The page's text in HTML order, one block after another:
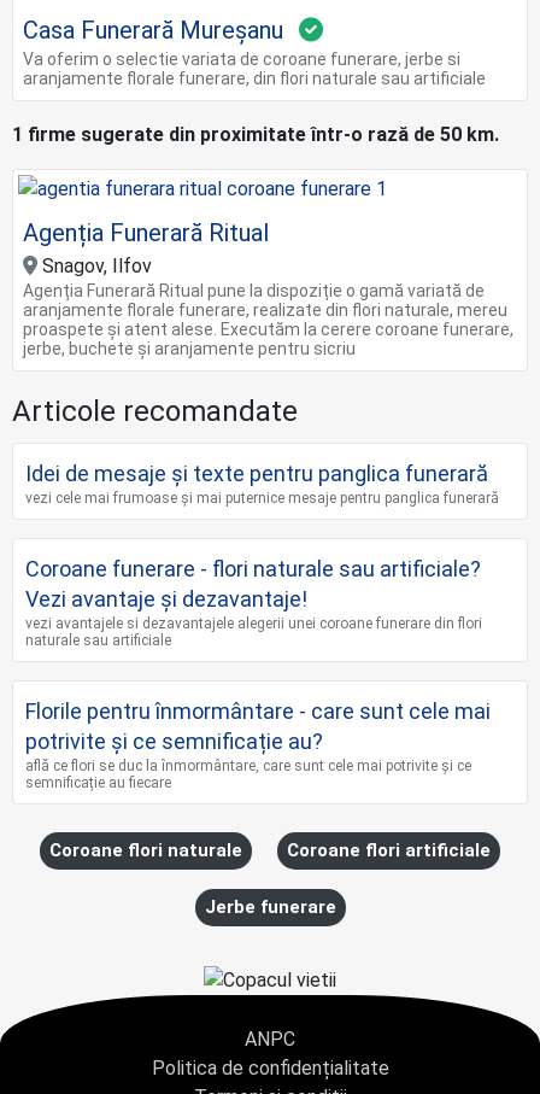
Casa Funerară Mureșanu
Va oferim o selectie variata de coroane funerare, jerbe si
aranjamente florale funerare, din flori naturale sau artificiale
1 firme sugerate din proximitate într-o rază de 50 km.
Agenția Funerară Ritual
Snagov, Ilfov
Agenția Funerară Ritual pune la dispoziție o gamă variată de
aranjamente florale funerare, realizate din flori naturale, mereu
proaspete și atent alese. Executăm la cerere coroane funerare,
jerbe, buchete și aranjamente pentru sicriu
Articole recomandate
Idei de mesaje și texte pentru panglica funerară
vezi cele mai frumoase și mai puternice mesaje pentru panglica funerară
Coroane funerare - flori naturale sau artificiale?
Vezi avantaje și dezavantaje!
vezi avantajele si dezavantajele alegerii unei coroane funerare din flori
naturale sau artificiale
Florile pentru înmormântare - care sunt cele mai
potrivite și ce semnificație au?
află ce flori se duc la înmormântare, care sunt cele mai potrivite și ce
semnificație au fiecare
Coroane flori naturale Coroane flori artificiale
Jerbe funerare
ANPC
Politica de confidențialitate